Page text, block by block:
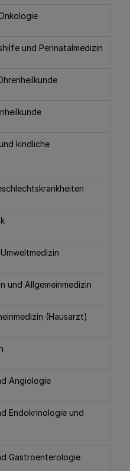
und Perinatalmedizin
kindliche
und Allgemeinmedizin
(Hausarzt)
Angiologie
Endokrinologie und
Gastroenterologie